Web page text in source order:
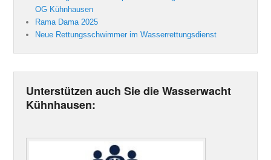
OG Kühnhausen
Rama Dama 2025
Neue Rettungsschwimmer im Wasserrettungsdienst
Unterstützen auch Sie die Wasserwacht
Kühnhausen: